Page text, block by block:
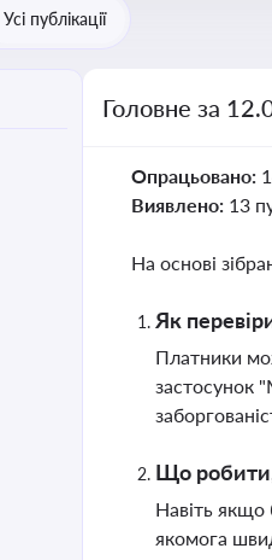
Усі публікації
Головне за
Опрацьовано:
Виявлено: 13
На основі
Як
Платники
застосунок
Що
Навіть якщо
якомога